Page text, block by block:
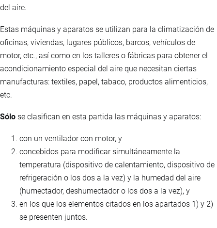
del aire.
Estas máquinas y aparatos se utilizan para la climatización de
oficinas, viviendas, lugares públicos, barcos, vehículos de
motor, etc., así como en los talleres o fábricas para obtener el
acondicionamiento especial del aire que necesitan ciertas
manufacturas: textiles, papel, tabaco, productos alimenticios,
etc.
Sólo se clasifican en esta partida las máquinas y aparatos:
con un ventilador con motor, y
concebidos para modificar simultáneamente la
temperatura (dispositivo de calentamiento, dispositivo de
refrigeración o los dos a la vez) y la humedad del aire
(humectador, deshumectador o los dos a la vez), y
en los que los elementos citados en los apartados 1) y 2)
se presenten juntos.